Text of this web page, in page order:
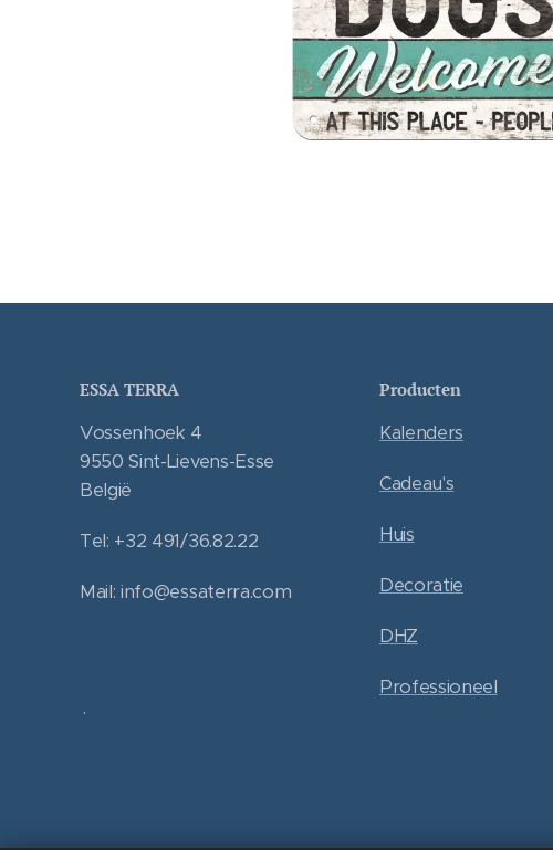
ESSA TERRA
Vossenhoek 4
9550 Sint-Lievens-Esse
België
Tel: +32 491/36.82.22
Mail: info@essaterra.com
.
Producten
Kalenders
Cadeau's
Huis
Decoratie
DHZ
Professioneel